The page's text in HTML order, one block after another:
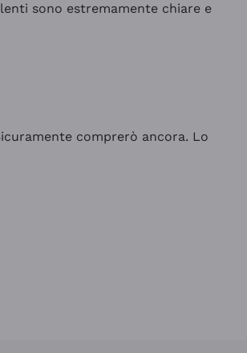
sono estremamente chiare e
comprerò ancora. Lo